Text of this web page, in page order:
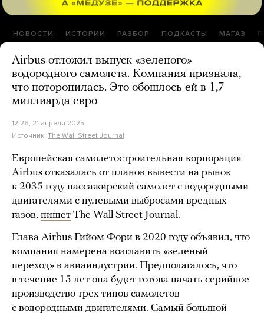
НОВОСТИ ИСТОРИИ РАЗБОР ПОДКАСТЫ МАГАЗ
Airbus отложил выпуск «зеленого»
водородного самолета. Компания признала,
что поторопилась. Это обошлось ей в 1,7
миллиарда евро
12:26, 21 апреля 2025
Источник: The Wall Street Journal
Европейская самолетостроительная корпорация
Airbus отказалась от планов вывести на рынок
к 2035 году пассажирский самолет с водородными
двигателями с нулевыми выбросами вредных
газов, пишет The Wall Street Journal.
Глава Airbus Гийом Фори в 2020 году объявил, что
компания намерена возглавить «зеленый
переход» в авиаиндустрии. Предполагалось, что
в течение 15 лет она будет готова начать серийное
производство трех типов самолетов
с водородными двигателями. Самый большой